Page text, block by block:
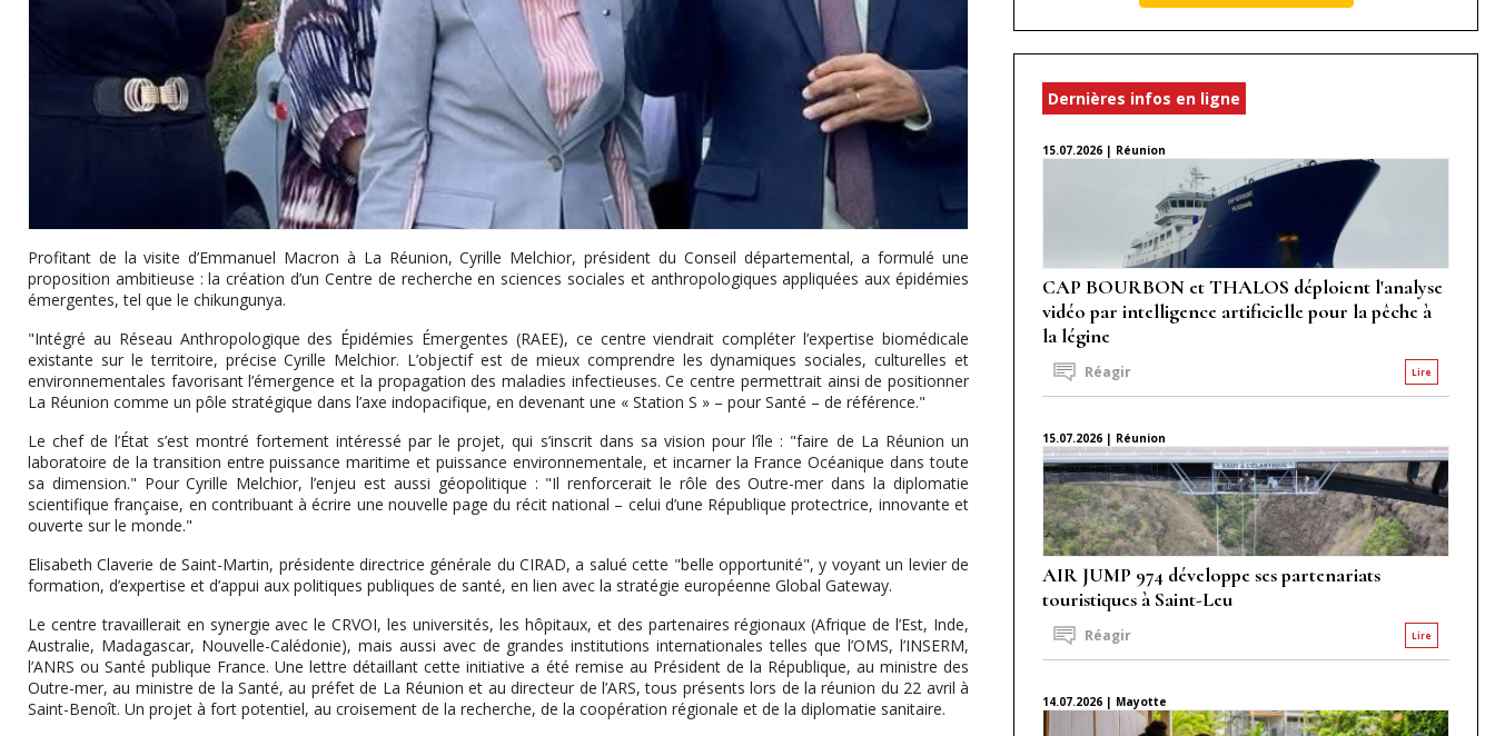
Profitant de la visite d’Emmanuel Macron à La Réunion, Cyrille Melchior, président du Conseil départemental, a formulé une
proposition ambitieuse : la création d’un Centre de recherche en sciences sociales et anthropologiques appliquées aux épidémies
émergentes, tel que le chikungunya.
"Intégré au Réseau Anthropologique des Épidémies Émergentes (RAEE), ce centre viendrait compléter l’expertise biomédicale
existante sur le territoire, précise Cyrille Melchior. L’objectif est de mieux comprendre les dynamiques sociales, culturelles et
environnementales favorisant l’émergence et la propagation des maladies infectieuses. Ce centre permettrait ainsi de positionner
La Réunion comme un pôle stratégique dans l’axe indopacifique, en devenant une « Station S » – pour Santé – de référence."
Le chef de l’État s’est montré fortement intéressé par le projet, qui s’inscrit dans sa vision pour l’île : "faire de La Réunion un
laboratoire de la transition entre puissance maritime et puissance environnementale, et incarner la France Océanique dans toute
sa dimension." Pour Cyrille Melchior, l’enjeu est aussi géopolitique : "Il renforcerait le rôle des Outre-mer dans la diplomatie
scientifique française, en contribuant à écrire une nouvelle page du récit national – celui d’une République protectrice, innovante et
ouverte sur le monde."
Elisabeth Claverie de Saint-Martin, présidente directrice générale du CIRAD, a salué cette "belle opportunité", y voyant un levier de
formation, d’expertise et d’appui aux politiques publiques de santé, en lien avec la stratégie européenne Global Gateway.
Le centre travaillerait en synergie avec le CRVOI, les universités, les hôpitaux, et des partenaires régionaux (Afrique de l’Est, Inde,
Australie, Madagascar, Nouvelle-Calédonie), mais aussi avec de grandes institutions internationales telles que l’OMS, l’INSERM,
l’ANRS ou Santé publique France. Une lettre détaillant cette initiative a été remise au Président de la République, au ministre des
Outre-mer, au ministre de la Santé, au préfet de La Réunion et au directeur de l’ARS, tous présents lors de la réunion du 22 avril à
Saint-Benoît. Un projet à fort potentiel, au croisement de la recherche, de la coopération régionale et de la diplomatie sanitaire.
Dernières infos en ligne
15.07.2026 | Réunion
CAP BOURBON et THALOS déploient l'analyse
vidéo par intelligence artificielle pour la pêche à
la légine
Lire
Réagir
15.07.2026 | Réunion
AIR JUMP 974 développe ses partenariats
touristiques à Saint-Leu
Lire
Réagir
14.07.2026 | Mayotte